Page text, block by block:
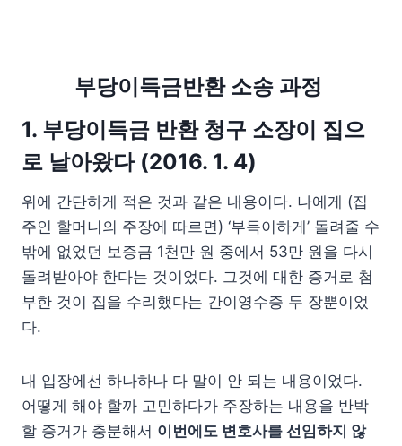
부당이득금반환 소송 과정
1. 부당이득금 반환 청구 소장이 집으
로 날아왔다 (2016. 1. 4)
위에 간단하게 적은 것과 같은 내용이다. 나에게 (집
주인 할머니의 주장에 따르면) ‘부득이하게’ 돌려줄 수
밖에 없었던 보증금 1천만 원 중에서 53만 원을 다시
돌려받아야 한다는 것이었다. 그것에 대한 증거로 첨
부한 것이 집을 수리했다는 간이영수증 두 장뿐이었
다.
내 입장에선 하나하나 다 말이 안 되는 내용이었다.
어떻게 해야 할까 고민하다가 주장하는 내용을 반박
할 증거가 충분해서 이번에도 변호사를 선임하지 않